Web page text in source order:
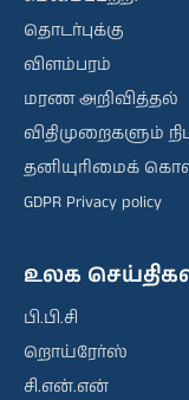
தொடர்புக்கு
விளம்பரம்
மரண அறிவித்தல்
விதிமுறைகளும்
தனியுரிமைக்
GDPR Privacy policy
உலக
பி.பி.சி
றொய்ரேர்ஸ்
சி.என்.என்